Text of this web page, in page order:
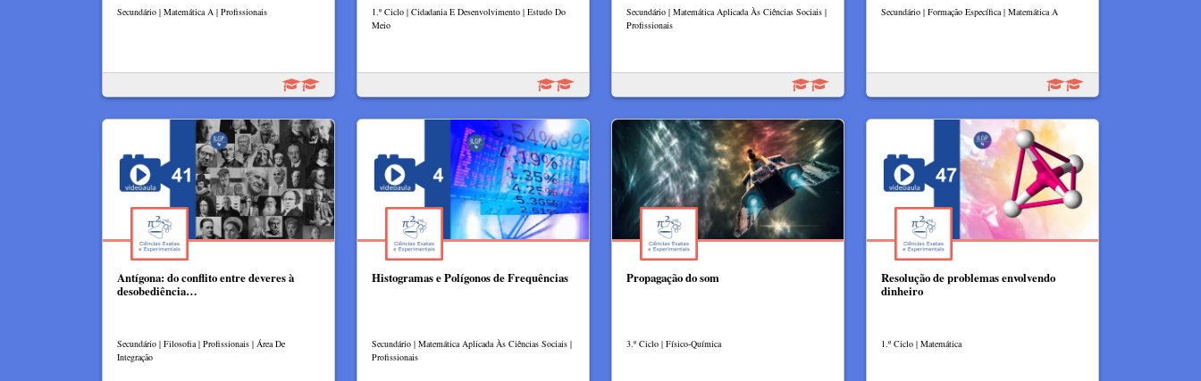
Secundário | Matemática A | Profissionais
1.º Ciclo | Cidadania E Desenvolvimento | Estudo Do
Meio
Secundário | Matemática Aplicada Às Ciências Sociais |
Profissionais
Secundário | Formação Específica | Matemática A
Antígona: do conflito entre deveres à
desobediência…
Secundário | Filosofia | Profissionais | Área De
Integração
Histogramas e Polígonos de Frequências
Secundário | Matemática Aplicada Às Ciências Sociais |
Profissionais
Propagação do som
3.º Ciclo | Físico-Química
Resolução de problemas envolvendo
dinheiro
1.º Ciclo | Matemática